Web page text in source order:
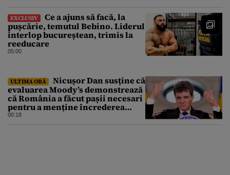
EXCLUSIV
Ce a ajuns să facă, la
pușcărie, temutul Bebino. Liderul
interlop bucureștean, trimis la
reeducare
05:00
ULTIMA ORĂ
Nicușor Dan susține că
evaluarea Moody’s demonstrează
că România a făcut pașii necesari
pentru a menține încrederea
investitorilor: „Totuși,
00:18